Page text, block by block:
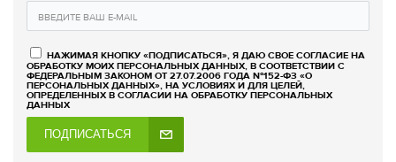
НАЖИМАЯ КНОПКУ «ПОДПИСАТЬСЯ», Я ДАЮ СВОЕ СОГЛАСИЕ НА
ОБРАБОТКУ МОИХ ПЕРСОНАЛЬНЫХ ДАННЫХ, В СООТВЕТСТВИИ С
ФЕДЕРАЛЬНЫМ ЗАКОНОМ ОТ 27.07.2006 ГОДА №152-ФЗ «О
ПЕРСОНАЛЬНЫХ ДАННЫХ», НА УСЛОВИЯХ И ДЛЯ ЦЕЛЕЙ,
ОПРЕДЕЛЕННЫХ В СОГЛАСИИ НА ОБРАБОТКУ ПЕРСОНАЛЬНЫХ
ДАННЫХ
ПОДПИСАТЬСЯ